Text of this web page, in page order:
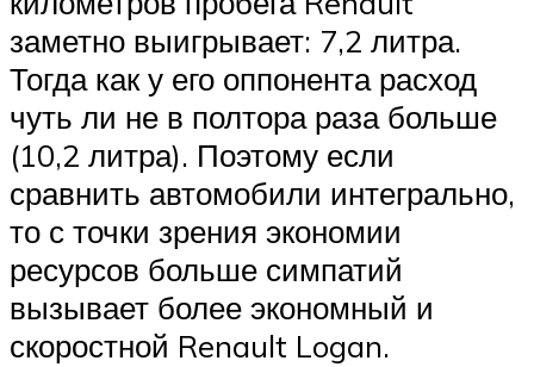
заметно выигрывает: 7,2 литра.
Тогда как у его оппонента расход
чуть ли не в полтора раза больше
(10,2 литра). Поэтому если
сравнить автомобили интегрально,
то с точки зрения экономии
ресурсов больше симпатий
вызывает более экономный и
скоростной Renault Logan.